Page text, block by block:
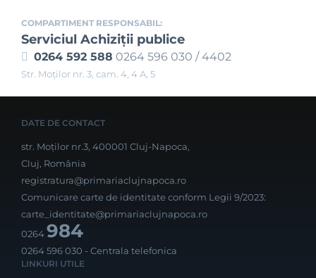
COMPARTIMENT RESPONSABIL:
Serviciul Achiziţii publice
0264 592 588 0264 596 030 / 4402
Str. Moţilor nr. 3, cam. 4, 4 A, 5
DATE DE CONTACT
str. Moților nr.3, 400001 Cluj-Napoca,
Cluj, România
registratura@primariaclujnapoca.ro
Comunicare carte de identitate conform Legii 9/2023:
carte_identitate@primariaclujnapoca.ro
0264984
0264 596 030 - Centrala telefonica
LINKURI UTILE